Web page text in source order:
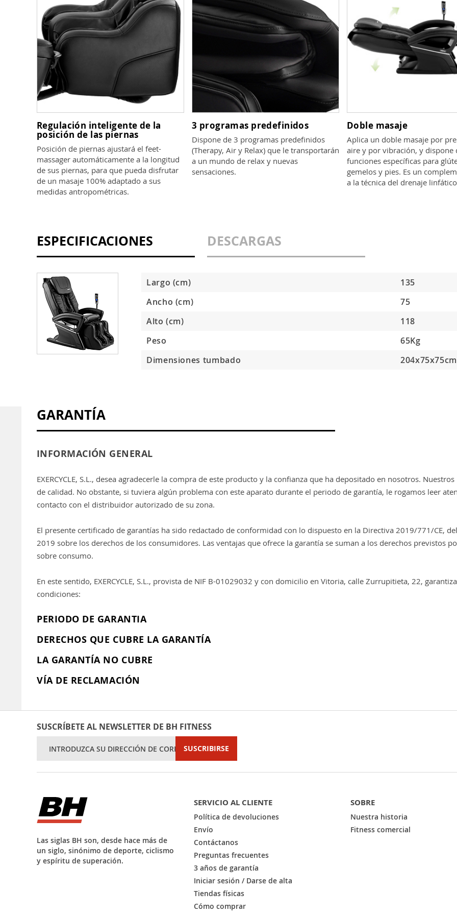
Regulación inteligente de la
posición de las piernas
Posición de piernas ajustará el feet-
massager automáticamente a la longitud
de sus piernas, para que pueda disfrutar
de un masaje 100% adaptado a sus
medidas antropométricas.
3 programas predefinidos
Dispone de 3 programas predefinidos
(Therapy, Air y Relax) que le transportarán
a un mundo de relax y nuevas
sensaciones.
Doble masaje
Aplica un doble masaje por
aire y por vibración, y dispone
funciones específicas para
gemelos y pies. Es un
a la técnica del drenaje
ESPECIFICACIONES DESCARGAS
Largo (cm)
135
Ancho (cm)
75
Alto (cm)
118
Peso
65Kg
Dimensiones tumbado
204x75x75cm
GARANTÍA
INFORMACIÓN GENERAL
EXERCYCLE, S.L., desea agradecerle la compra de este producto y la confianza que ha depositado en nosotros.
de calidad. No obstante, si tuviera algún problema con este aparato durante el periodo de garantía, le rogamos leer
contacto con el distribuidor autorizado de su zona.
El presente certificado de garantías ha sido redactado de conformidad con lo dispuesto en la Directiva 2019/771/CE,
2019 sobre los derechos de los consumidores. Las ventajas que ofrece la garantía se suman a los derechos previstos
sobre consumo.
En este sentido, EXERCYCLE, S.L., provista de NIF B-01029032 y con domicilio en Vitoria, calle Zurrupitieta, 22,
condiciones:
PERIODO DE GARANTIA
DERECHOS QUE CUBRE LA GARANTÍA
LA GARANTÍA NO CUBRE
VÍA DE RECLAMACIÓN
SUSCRÍBETE AL NEWSLETTER DE BH FITNESS
boletín
SUSCRIBIRSE
Las siglas BH son, desde hace más de
un siglo, sinónimo de deporte, ciclismo
y espíritu de superación.
SERVICIO AL CLIENTE
Política de devoluciones
Envío
Contáctanos
Preguntas frecuentes
3 años de garantía
Iniciar sesión / Darse de alta
Tiendas físicas
Cómo comprar
SOBRE
Nuestra historia
Fitness comercial